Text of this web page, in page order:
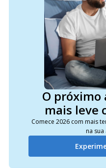
O próximo
mais leve
Comece 2026 com mais
na sua